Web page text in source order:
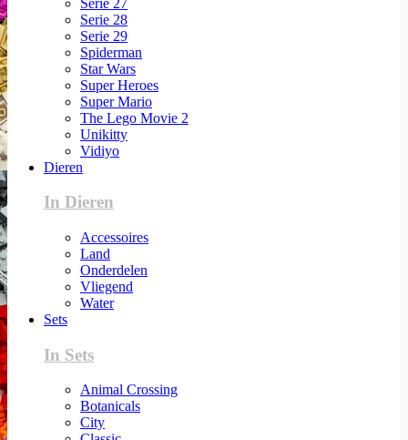
Serie 28
Serie 29
Spiderman
Star Wars
Super Heroes
Super Mario
The Lego Movie 2
Unikitty
Vidiyo
Dieren
In Dieren
Accessoires
Land
Onderdelen
Vliegend
Water
Sets
In Sets
Animal Crossing
Botanicals
City